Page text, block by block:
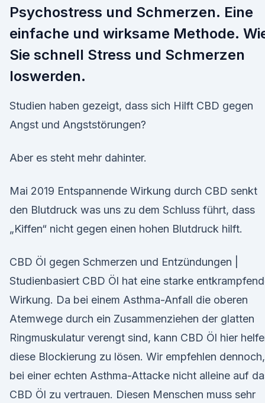
Psychostress und Schmerzen. Eine
einfache und wirksame Methode.
Sie schnell Stress und Schmerzen
loswerden.
Studien haben gezeigt, dass sich Hilft CBD gegen
Angst und Angststörungen?
Aber es steht mehr dahinter.
Mai 2019 Entspannende Wirkung durch CBD senkt
den Blutdruck was uns zu dem Schluss führt, dass
„Kiffen“ nicht gegen einen hohen Blutdruck hilft.
CBD Öl gegen Schmerzen und Entzündungen |
Studienbasiert CBD Öl hat eine starke
Wirkung. Da bei einem Asthma-Anfall die oberen
Atemwege durch ein Zusammenziehen der glatten
Ringmuskulatur verengt sind, kann CBD Öl hier
diese Blockierung zu lösen. Wir empfehlen dennoch,
bei einer echten Asthma-Attacke nicht alleine auf
CBD Öl zu vertrauen. Diesen Menschen muss sehr